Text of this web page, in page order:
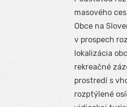
masového
Obce na
v prospech
lokalizácia
rekreačné
prostredí s
rozptýlené